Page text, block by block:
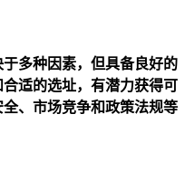
多种因素，但具备良好的
适的选址，有潜力获得可
、市场竞争和政策法规等